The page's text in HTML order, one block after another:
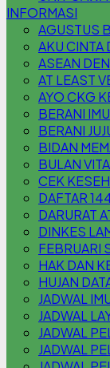
INFORMASI
AGUSTUS
AKU CINTA
ASEAN
AT LEAST
AYO CKG
BERANI
BERANI
BIDAN
BULAN
CEK
DAFTAR
DARURAT
DINKES
FEBRUARI
HAK DAN
HUJAN
JADWAL
JADWAL
JADWAL
JADWAL